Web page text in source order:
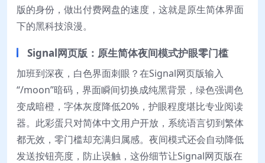
版的身份，做出付费网盘的速度，这就是原生简体界面
下的黑科技浪漫。
Signal网页版：原生简体夜间模式护眼零门槛
加班到深夜，白色界面刺眼？在Signal网页版输入
“/moon”暗码，界面瞬间切换成纯黑背景，绿色强调色
变成暗橙，字体灰度降低20%，护眼程度堪比专业阅读
器。此彩蛋只对简体中文用户开放，系统语言切到繁体
都无效，零门槛却充满归属感。夜间模式还会自动降低
发送按钮亮度，防止误触，这份细节让Signal网页版在